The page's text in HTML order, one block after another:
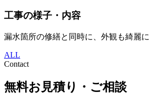
工事の様子・内容
漏水箇所の修繕と同時に、外観も綺麗に
ALL
Contact
無料お見積り・ご相談